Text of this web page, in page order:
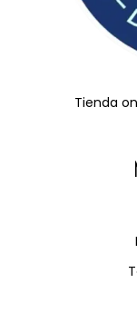
Tienda